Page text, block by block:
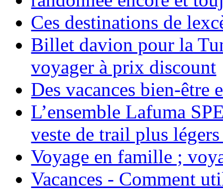
Ces destinations de
Billet davion pour la
voyager à prix discount
Des vacances bien-être
L’ensemble Lafuma
veste de trail plus
Voyage en famille ;
Vacances - Comment